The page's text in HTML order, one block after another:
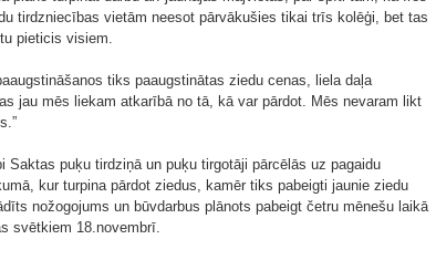
tirdzniecības vietām neesot pārvākušies tikai trīs kolēģi, bet tas
pieticis visiem.
tiks paaugstinātas ziedu cenas, liela daļa
jau mēs liekam atkarībā no tā, kā var pārdot. Mēs nevaram likt
puķu tirdziņā un puķu tirgotāji pārcēlās uz pagaidu
kur turpina pārdot ziedus, kamēr tiks pabeigti jaunie ziedu
nožogojums un būvdarbus plānots pabeigt četru mēnešu laikā
svētkiem 18.novembrī.